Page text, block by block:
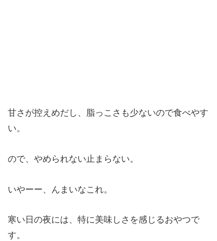
甘さが控えめだし、脂っこさも少ないので食べやす
い。
ので、やめられない止まらない。
いやーー、んまいなこれ。
寒い日の夜には、特に美味しさを感じるおやつで
す。